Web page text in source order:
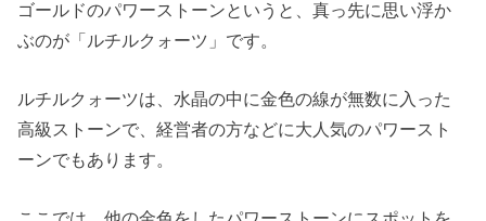
ゴールドのパワーストーンというと、真っ先に思い浮か
ぶのが「ルチルクォーツ」です。
ルチルクォーツは、水晶の中に金色の線が無数に入った
高級ストーンで、経営者の方などに大人気のパワースト
ーンでもあります。